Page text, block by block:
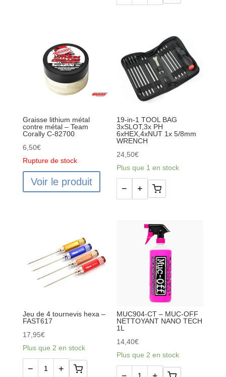
Amortisseurs
350cst
30
Mousse
adhésive
double
ép1mm
-
FASTRAX
Graisse lithium métal
contre métal – Team
Corally C-82700
6,50€
Rupture de stock
Voir le produit
19-in-1 TOOL BAG
3xSLOT,3x PH
6xHEX,4xNUT 1x 5/8mm
WRENCH
24,50€
Plus que 1 en stock
3xSLOT,3x
6xHEX,4xNUT
1x
5/8mm
WRENCH
− +
Jeu de 4 tournevis hexa –
FAST617
17,95€
Plus que 2 en stock
− +
MUC904-CT – MUC-OFF
NETTOYANT NANO TECH
1L
14,40€
Plus que 2 en stock